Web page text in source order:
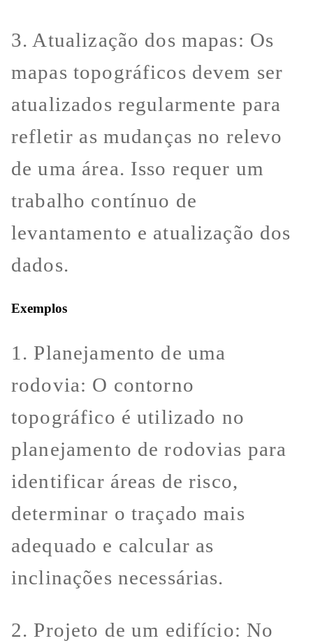
3. Atualização dos mapas: Os
mapas topográficos devem ser
atualizados regularmente para
refletir as mudanças no relevo
de uma área. Isso requer um
trabalho contínuo de
levantamento e atualização dos
dados.
Exemplos
1. Planejamento de uma
rodovia: O contorno
topográfico é utilizado no
planejamento de rodovias para
identificar áreas de risco,
determinar o traçado mais
adequado e calcular as
inclinações necessárias.
2. Projeto de um edifício: No